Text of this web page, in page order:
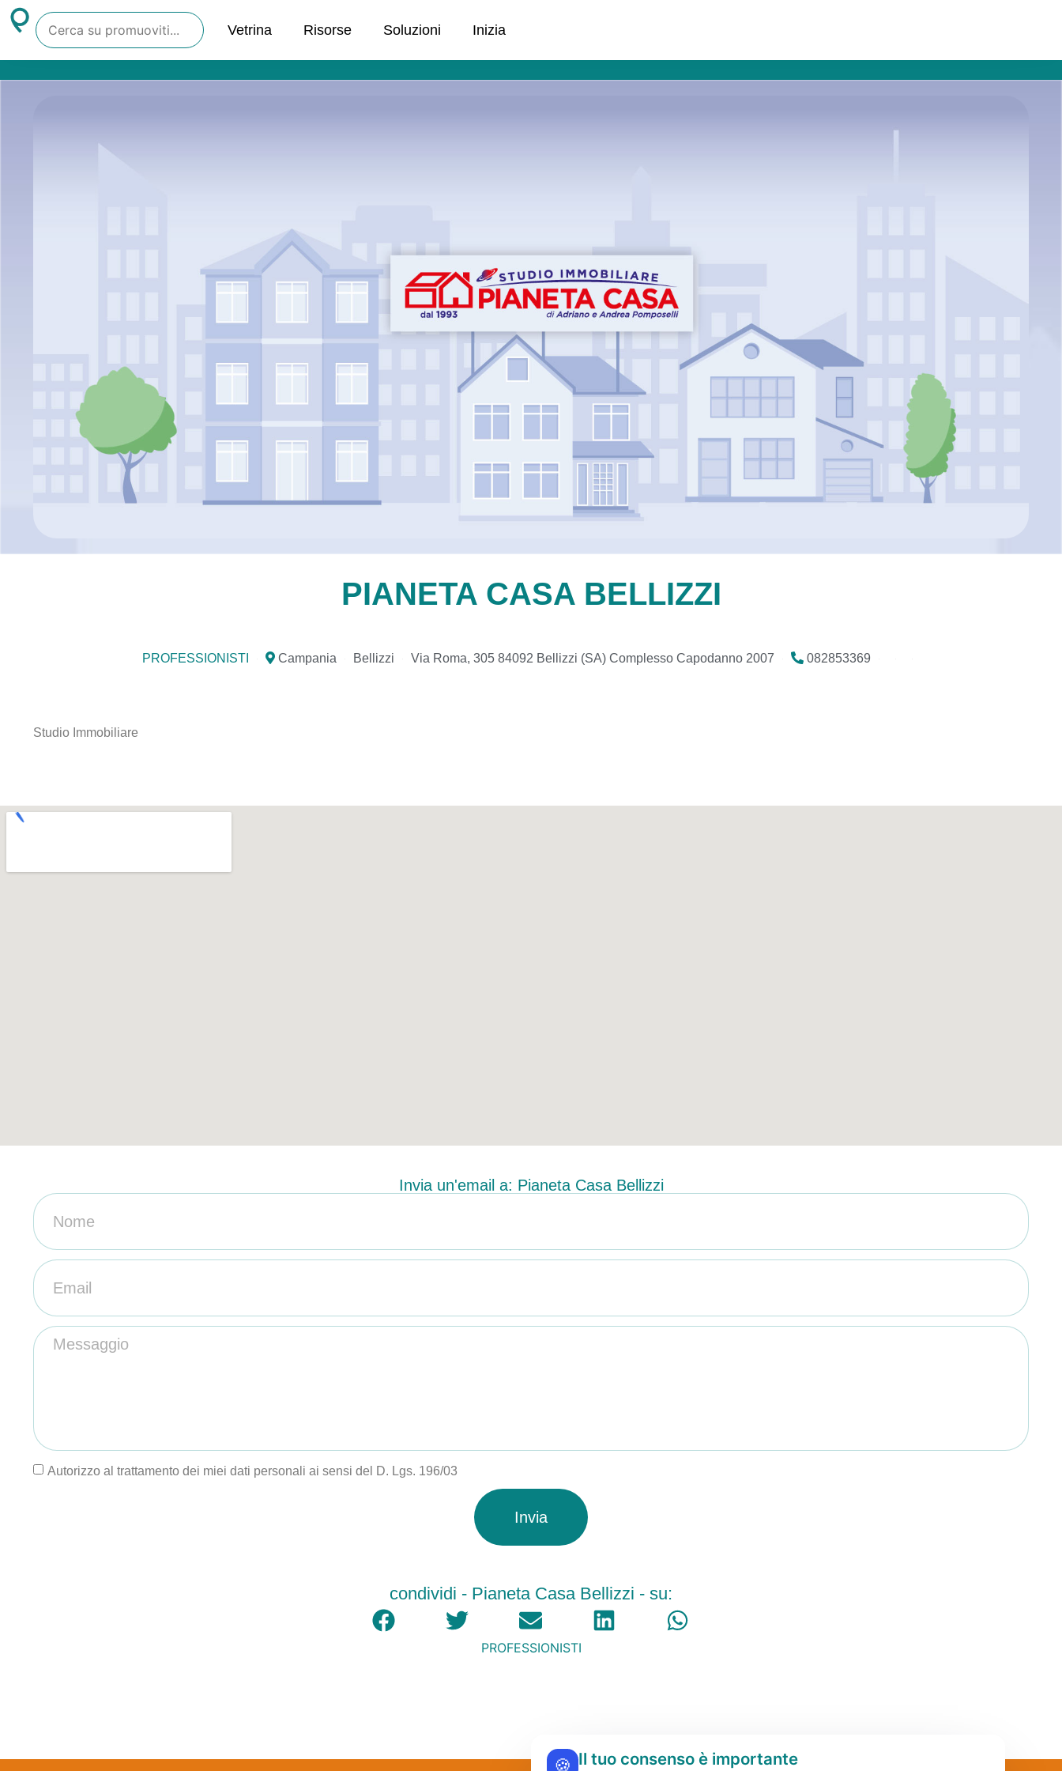
Vetrina Risorse Soluzioni Inizia
PIANETA CASA BELLIZZI
PROFESSIONISTI Campania Bellizzi Via Roma, 305 84092 Bellizzi (SA) Complesso Capodanno 2007 082853369
Studio Immobiliare
Invia un'email a: Pianeta Casa Bellizzi
Autorizzo al trattamento dei miei dati personali ai sensi del D. Lgs. 196/03
Invia
condividi - Pianeta Casa Bellizzi - su:
PROFESSIONISTI
🍪 Il tuo consenso è importante